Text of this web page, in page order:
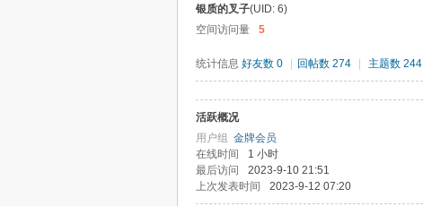
银质的叉子(UID: 6)
空间访问量
5
统计信息 好友数 0 回帖数 274 主题数 244
活跃概况
用户组 金牌会员
在线时间
1 小时
最后访问
2023-9-10 21:51
上次发表时间
2023-9-12 07:20